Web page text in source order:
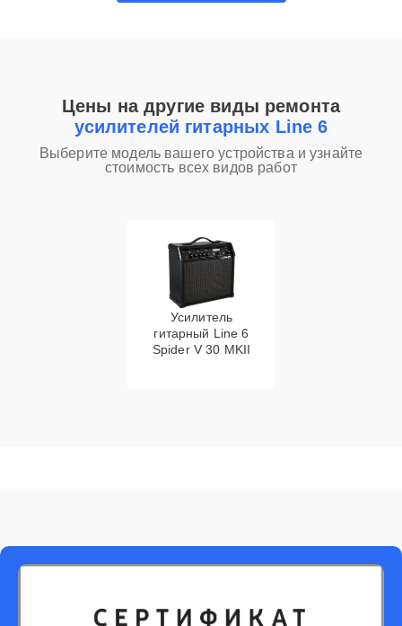
Цены на другие виды ремонта
усилителей гитарных Line 6
Выберите модель вашего устройства и узнайте
стоимость всех видов работ
Усилитель
гитарный Line 6
Spider V 30 MKII